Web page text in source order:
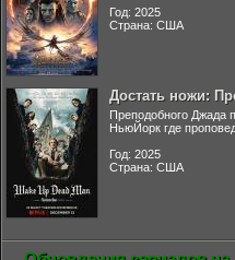
Год: 2025
Страна: США
Достать ножи:
Преподобного Джада
НьюЙорк где
Год: 2025
Страна: США